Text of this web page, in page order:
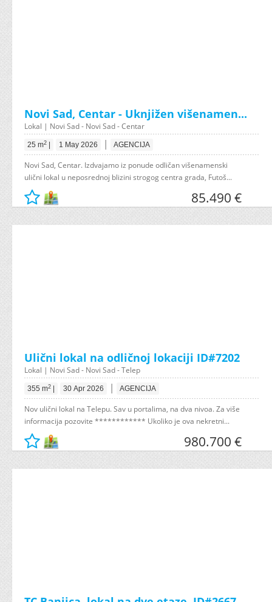
Novi Sad, Centar - Uknjižen višenamen...
Lokal | Novi Sad - Novi Sad - Centar
25 m2 1 May 2026 | AGENCIJA
Novi Sad, Centar. Izdvajamo iz ponude odličan višenamenski
ulični lokal u neposrednoj blizini strogog centra grada, Futoš...
85.490 €
Ulični lokal na odličnoj lokaciji ID#7202
Lokal | Novi Sad - Novi Sad - Telep
355 m2 30 Apr 2026 | AGENCIJA
Nov ulični lokal na Telepu. Sav u portalima, na dva nivoa. Za više
informacija pozovite ************ Ukoliko je ova nekretni...
980.700 €